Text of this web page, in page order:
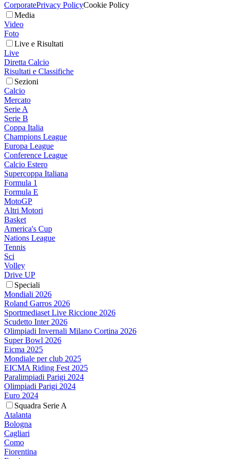
CorporatePrivacy PolicyCookie Policy
Media
Video
Foto
Live e Risultati
Live
Diretta Calcio
Risultati e Classifiche
Sezioni
Calcio
Mercato
Serie A
Serie B
Coppa Italia
Champions League
Europa League
Conference League
Calcio Estero
Supercoppa Italiana
Formula 1
Formula E
MotoGP
Altri Motori
Basket
America's Cup
Nations League
Tennis
Sci
Volley
Drive UP
Speciali
Mondiali 2026
Roland Garros 2026
Sportmediaset Live Riccione 2026
Scudetto Inter 2026
Olimpiadi Invernali Milano Cortina 2026
Super Bowl 2026
Eicma 2025
Mondiale per club 2025
EICMA Riding Fest 2025
Paralimpiadi Parigi 2024
Olimpiadi Parigi 2024
Euro 2024
Squadra Serie A
Atalanta
Bologna
Cagliari
Como
Fiorentina